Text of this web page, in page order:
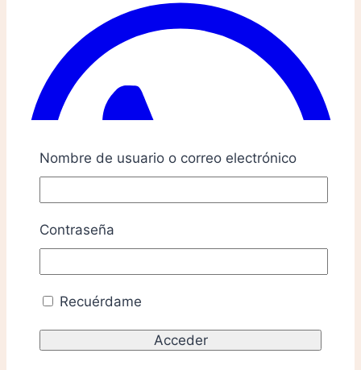
Nombre de usuario o correo electrónico
Contraseña
Recuérdame